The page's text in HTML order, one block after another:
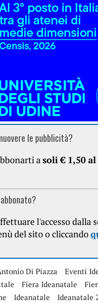
le pubblicità?
asoli € 1,50 al
l'accesso dalla
del sito o cliccando
Di Piazza
Eventi
Fiera Ideanatale
Ideanatale
Ideanatale